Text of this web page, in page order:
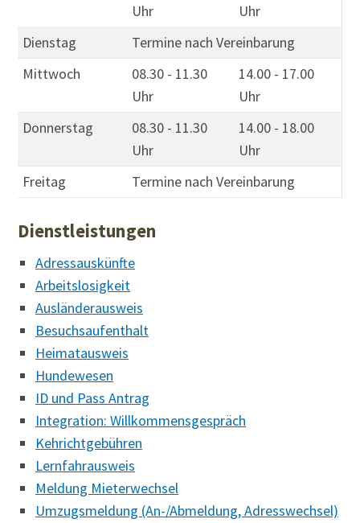
Uhr
Uhr
Dienstag
Termine nach Vereinbarung
Mittwoch
08.30 - 11.30
Uhr
14.00 - 17.00
Uhr
Donnerstag
08.30 - 11.30
Uhr
14.00 - 18.00
Uhr
Freitag
Termine nach Vereinbarung
Dienstleistungen
Adressauskünfte
Arbeitslosigkeit
Ausländerausweis
Besuchsaufenthalt
Heimatausweis
Hundewesen
ID und Pass Antrag
Integration: Willkommensgespräch
Kehrichtgebühren
Lernfahrausweis
Meldung Mieterwechsel
Umzugsmeldung (An-/Abmeldung, Adresswechsel)